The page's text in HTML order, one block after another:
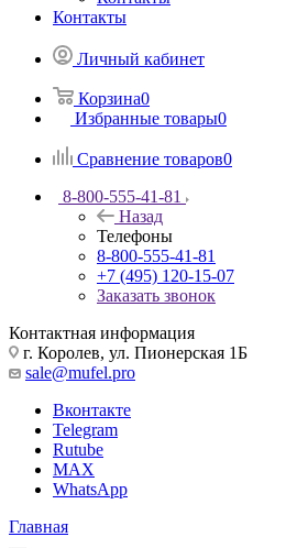
Контакты
Личный кабинет
Корзина0
Избранные товары0
Сравнение товаров0
8-800-555-41-81
Назад
Телефоны
8-800-555-41-81
+7 (495) 120-15-07
Заказать звонок
Контактная информация
г. Королев, ул. Пионерская 1Б
sale@mufel.pro
Вконтакте
Telegram
Rutube
MAX
WhatsApp
Главная